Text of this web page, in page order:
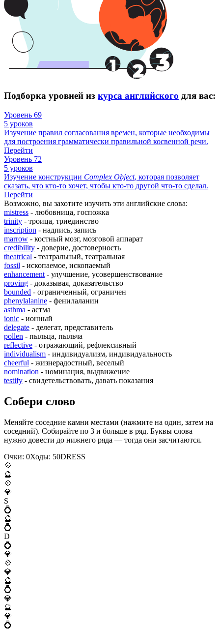
Подборка уровней из курса английского для вас:
Уровень 69
5 уроков
Изучение правил согласования времен, которые необходимы
для построения грамматически правильной косвенной речи.
Перейти
Уровень 72
5 уроков
Изучение конструкции Complex Object, которая позволяет
сказать, что кто-то хочет, чтобы кто-то другой что-то сделал.
Перейти
Возможно, вы захотите изучить эти английские слова:
mistress - любовница, госпожка
trinity - троица, триединство
inscription - надпись, запись
marrow - костный мозг, мозговой аппарат
credibility - доверие, достоверность
theatrical - театральный, театральная
fossil - ископаемое, ископаемый
enhancement - улучшение, усовершенствование
proving - доказывая, доказательство
bounded - ограниченный, ограничен
phenylalanine - фенилаланин
asthma - астма
ionic - ионный
delegate - делегат, представитель
pollen - пыльца, пыльча
reflective - отражающий, рефлексивный
individualism - индивидуализм, индивидуальность
cheerful - жизнерадостный, веселый
nomination - номинация, выдвижение
testify - свидетельствовать, давать показания
Собери слово
Меняйте соседние камни местами (нажмите на один, затем на
соседний). Собирайте по 3 и больше в ряд. Буквы слова
нужно довести до нижнего ряда — тогда они засчитаются.
Очки: 0Ходы: 50DRESS
💠
🔮
💠
💎
S
💍
🔮
💍
D
💍
💎
💠
💎
🔮
💍
💎
🔮
💎
💍